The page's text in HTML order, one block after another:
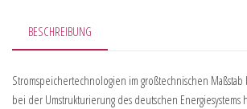
BESCHREIBUNG
Stromspeichertechnologien im großtechnischen
bei der Umstrukturierung des deutschen Energiesystems